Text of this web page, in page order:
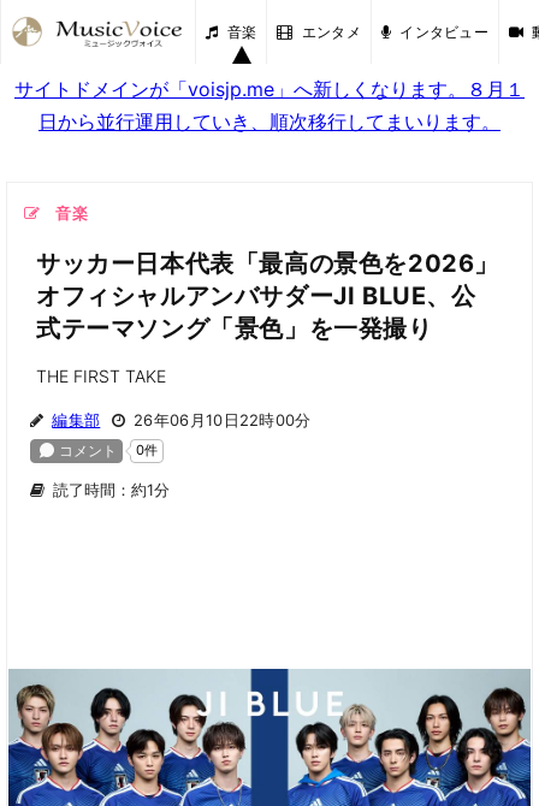
音楽 エンタメ インタビュー
サイトドメインが「voisjp.me」へ新しくなります。８月１
日から並行運用していき、順次移行してまいります。
音楽
サッカー日本代表「最高の景色を2026」
オフィシャルアンバサダーJI BLUE、公
式テーマソング「景色」を一発撮り
THE FIRST TAKE
編集部 26年06月10日22時00分
読了時間：約1分